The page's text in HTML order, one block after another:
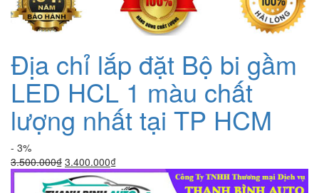
Địa chỉ lắp đặt Bộ bi gầm
LED HCL 1 màu chất
lượng nhất tại TP HCM
- 3%
3.500.000₫ Giá
gốc
là:
3.400.000₫Giá
hiện
tại